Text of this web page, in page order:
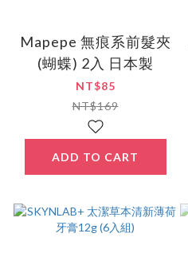
Mapepe 無痕系前髮夾
(蝴蝶) 2入 日本製
NT$85
NT$169
ADD TO CART